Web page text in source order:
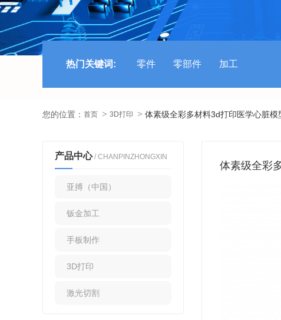
热门关键词: 零件 零部件 加工
您的位置： 首页 3D打印 体素级全彩多材料3d打印医学心脏模
产品中心/ CHANPINZHONGXIN
亚搏（中国）
钣金加工
手板制作
3D打印
激光切割
体素级全彩